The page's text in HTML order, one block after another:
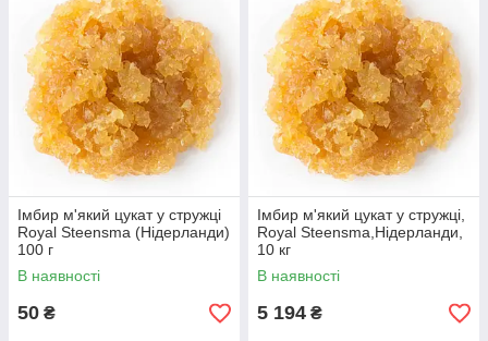
Імбир м'який цукат у стружці
Royal Steensma (Нідерланди)
100 г
В наявності
50 ₴
Імбир м'який цукат у стружці,
Royal Steensma,Нідерланди,
10 кг
В наявності
5 194 ₴